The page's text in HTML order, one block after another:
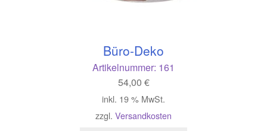
Büro-Deko
Artikelnummer: 161
54,00 €
inkl. 19 % MwSt.
zzgl. Versandkosten